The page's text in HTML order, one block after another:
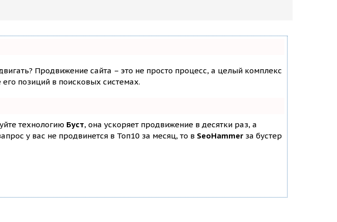
Продвижение сайта – это не просто процесс, а целый комплекс
позиций в поисковых системах.
технологию Буст, она ускоряет продвижение в десятки раз, а
у вас не продвинется в Топ10 за месяц, то в SeoHammer за бустер